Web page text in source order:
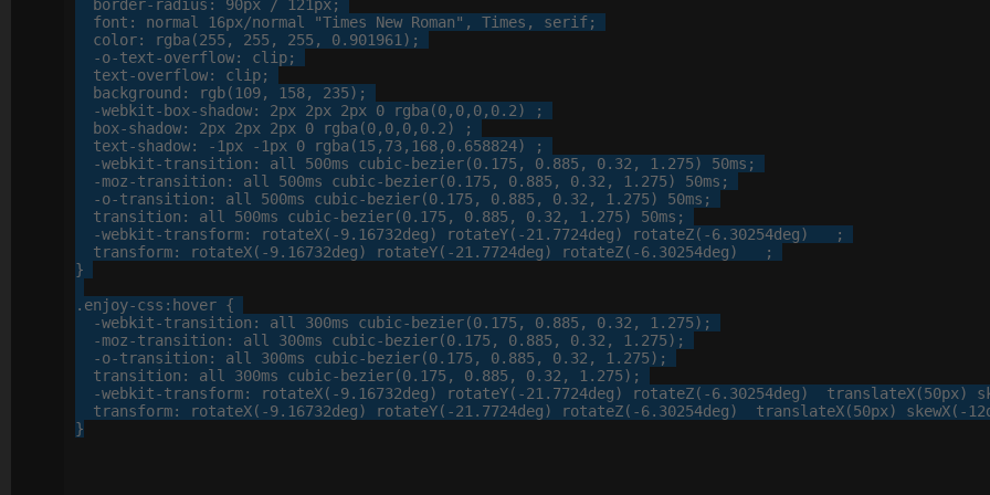
border-radius : 90px / 121px;
font : normal 16px/normal "Times New Roman" , Times , serif;
color: rgba (255, 255, 255, 0. 901961 );
-o-text-overflow: clip;
text-overflow: clip;
background : rgb(109, 158, 235);
-webkit- box-shadow: 2px 2px 2px 0 rgba(0, 0, 0, 0. 2) ;
box-shadow: 2px 2px 2px 0 rgba(0, 0, 0, 0. 2) ;
text-shadow: -1px -1px 0 rgba(15, 73, 168, 0. 658824) ;
-webkit-transition : all 500ms cubic-bezier(0. 175, 0. 885, 0. 32 , 1 . 275) 50ms;
-moz-transition : all 500ms cubic-bezier(0. 175, 0. 885, 0. 32 , 1 . 275) 50ms;
-o-transition : all 500ms cubic-bezier(0. 175, 0. 885, 0. 32 , 1 . 275) 50ms;
transition : all 500ms cubic-bezier(0. 175, 0. 885, 0. 32 , 1 . 275) 50ms;
-webkit-transform: rotateX(-9. 16732deg) rotateY(-21 . 7724deg) rotateZ(-6. 30254deg)   ;
transform: rotateX(-9. 16732deg) rotateY(-21 . 7724deg) rotateZ(-6. 30254deg)   ;
}
.enjoy-css :hover {
-webkit-transition : all 300ms cubic-bezier(0. 175, 0. 885, 0. 32 , 1 . 275);
-moz-transition : all 300ms cubic-bezier(0. 175, 0. 885, 0. 32 , 1 . 275);
-o-transition : all 300ms cubic-bezier(0. 175, 0. 885, 0. 32 , 1 . 275);
transition : all 300ms cubic-bezier(0. 175, 0. 885, 0. 32 , 1 . 275);
-webkit-transform: rotateX(-9. 16732deg) rotateY(-21 . 7724deg) rotateZ(-6. 30254deg)  translateX(50px)
transform: rotateX(-9. 16732deg) rotateY(-21 . 7724deg) rotateZ(-6. 30254deg)  translateX(50px) skewX(-12
}